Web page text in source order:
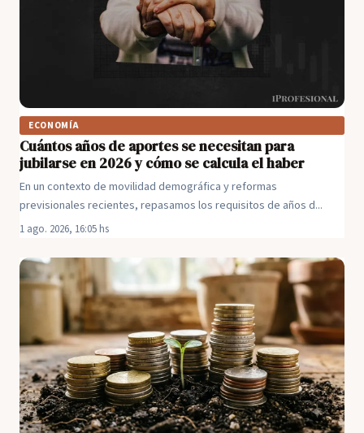
ECONOMÍA
Cuántos años de aportes se necesitan para
jubilarse en 2026 y cómo se calcula el haber
En un contexto de movilidad demográfica y reformas
previsionales recientes, repasamos los requisitos de años d...
1 ago. 2026, 16:05 hs